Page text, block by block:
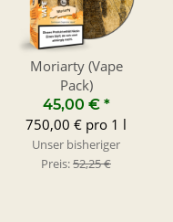
Moriarty (Vape
Pack)
45,00 € *
750,00 € pro 1 l
Unser bisheriger
Preis:52,25 €